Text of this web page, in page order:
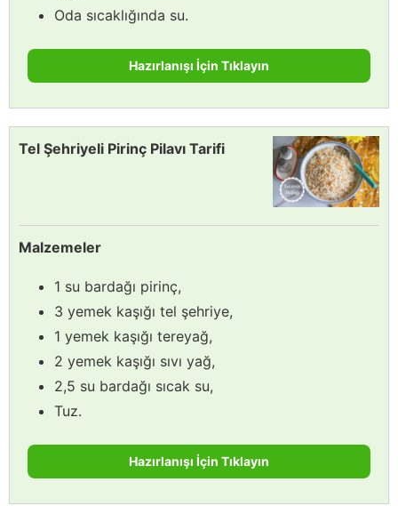
Oda sıcaklığında su.
Hazırlanışı İçin Tıklayın
Tel Şehriyeli Pirinç Pilavı Tarifi
Malzemeler
1 su bardağı pirinç,
3 yemek kaşığı tel şehriye,
1 yemek kaşığı tereyağ,
2 yemek kaşığı sıvı yağ,
2,5 su bardağı sıcak su,
Tuz.
Hazırlanışı İçin Tıklayın